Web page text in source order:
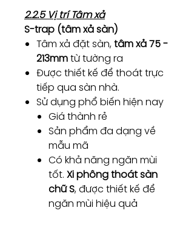
2.2.5 Vị trí Tâm xả
S-trap (tâm xả sàn)
Tâm xả đặt sàn,tâm xả 75 -
213mmtừ tường ra
Được thiết kế để thoát trực
tiếp qua sàn nhà.
Sử dụng phổ biến hiện nay
Giá thành rẻ
Sản phẩm đa dạng về
mẫu mã
Có khả năng ngăn mùi
tốt. Xi phông thoát sàn
chữ S, được thiết kế để
ngăn mùi hiệu quả